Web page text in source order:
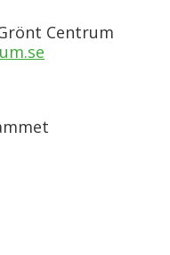
Centrum